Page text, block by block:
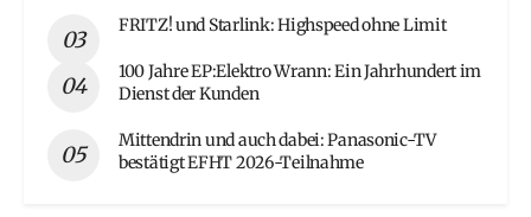
FRITZ! und Starlink: Highspeed ohne Limit
100 Jahre EP:Elektro Wrann: Ein Jahrhundert im
Dienst der Kunden
Mittendrin und auch dabei: Panasonic-TV
bestätigt EFHT 2026-Teilnahme